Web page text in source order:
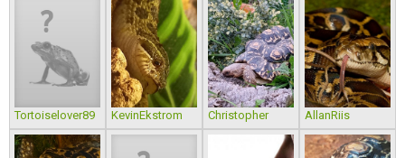
Tortoiselover89 KevinEkstrom Christopher AllanRiis